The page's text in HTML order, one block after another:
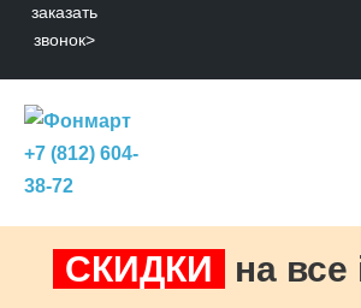
заказать
звонок>
+7 (812) 604-
38-72
СКИДКИ
на все